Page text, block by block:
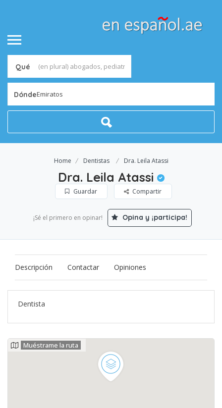
Qué
DóndeEmiratos
Home Dentistas Dra. Leila Atassi
Dra. Leila Atassi
Guardar Compartir
¡Sé el primero en opinar! Opina y ¡participa!
Descripción Contactar Opiniones
Dentista
Muéstrame la ruta